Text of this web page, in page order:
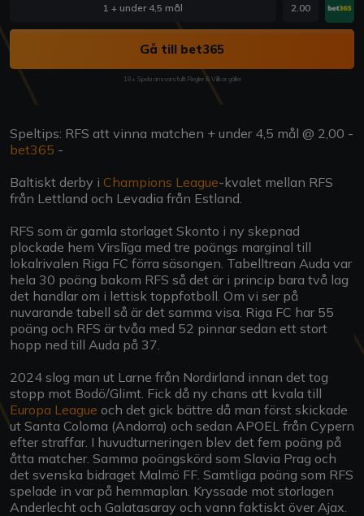
1 + under 4,5 mål 2.00
Gå till bet365
18+ Spela ansvarsfullt Regler & Villkor gäller
Speltips: RFS att vinna matchen + under 4,5 mål @ 2,00 -
bet365 -
Baltiskt derby i Champions League-kvalet mellan RFS
från Lettland och Levadia från Estland.
RFS som är gamla storlaget Skonto i ny skepnad
plockade hem Virslīga med tre poängs marginal till
lokalrivalen Riga FC förra säsongen. Tabelltrean Auda var
hela 30 poäng bakom RFS så det är i princip bara två lag
det handlar om i lettisk toppfotboll. Om vi ser på
nuvarande tabell så är det samma visa. Riga FC har 55
poäng och RFS är tvåa med 52 pinnar sedan ett stort
hopp ned till Auda på 37.
2024 slog man ut Larne från Nordirland innan det tog
stopp mot Bodö/Glimt. Fick då ny chans att kvala till
Europa League och det gick bättre då man först skickade
ut Santa Coloma (Andorra) och sedan APOEL från Cypern
efter straffar. I huvudturneringen blev det fem poäng på
åtta matcher. Samma poängskörd som Slavia Prag och
det svenska bidraget Malmö FF. Samtliga poäng som RFS
spelade in var på hemmaplan. Kryssade mot storlagen
Anderlecht och Galatasaray och vann faktiskt över Ajax.